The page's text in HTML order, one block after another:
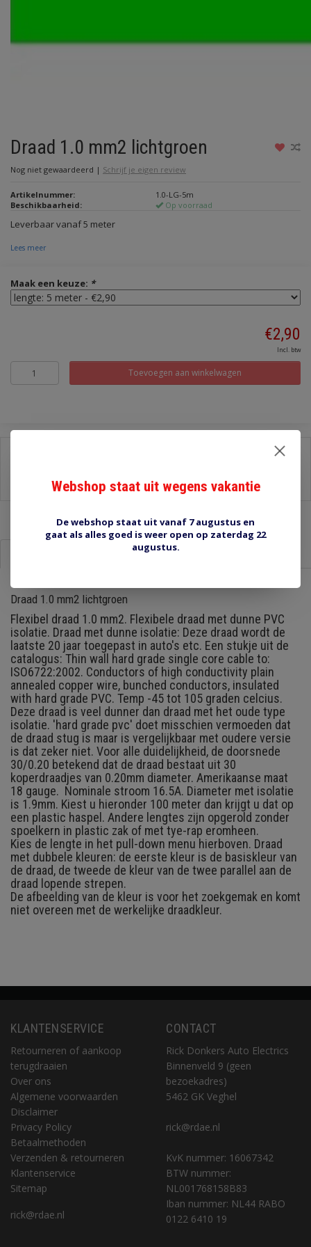
Draad 1.0 mm2 lichtgroen
Nog niet gewaardeerd | Schrijf je eigen review
Artikelnummer:
1.0-LG-5m
Beschikbaarheid:
Op voorraad
Leverbaar vanaf 5 meter
Lees meer
Maak een keuze: *
€2,90
Incl. btw
Toevoegen aan winkelwagen
Afdrukken
Reviews (0)
Draad 1.0 mm2 lichtgroen
Flexibel draad 1.0 mm2. Flexibele draad met dunne PVC
isolatie. Draad met dunne isolatie: Deze draad wordt de
laatste 20 jaar toegepast in auto's etc. Een stukje uit de
catalogus: Thin wall hard grade single core cable to:
ISO6722:2002. Conductors of high conductivity plain
annealed copper wire, bunched conductors, insulated
with hard grade PVC. Temp -45 tot 105 graden celcius.
Deze draad is veel dunner dan draad met het oude type
isolatie. 'hard grade pvc' doet misschien vermoeden dat
de draad stug is maar is vergelijkbaar met oudere versie
is dat zeker niet. Voor alle duidelijkheid, de doorsnede
30/0.20 betekend dat de draad bestaat uit 30
koperdraadjes van 0.20mm diameter. Amerikaanse maat
18 gauge. Nominale stroom 16.5A. Diameter met isolatie
is 1.9mm. Kiest u hieronder 100 meter dan krijgt u dat op
een plastic haspel. Andere lengtes zijn opgerold zonder
spoelkern in plastic zak of met tye-rap eromheen.
Kies de lengte in het pull-down menu hierboven. Draad
met dubbele kleuren: de eerste kleur is de basiskleur van
de draad, de tweede de kleur van de twee parallel aan de
draad lopende strepen.
De afbeelding van de kleur is voor het zoekgemak en komt
niet overeen met de werkelijke draadkleur.
KLANTENSERVICE
Retourneren of aankoop
terugdraaien
Over ons
Algemene voorwaarden
Disclaimer
Privacy Policy
Betaalmethoden
Verzenden & retourneren
Klantenservice
Sitemap
rick@rdae.nl
CONTACT
Rick Donkers Auto Electrics
Binnenveld 9 (geen
bezoekadres)
5462 GK Veghel
rick@rdae.nl
KvK nummer: 16067342
BTW nummer:
NL001768158B83
Iban nummer: NL44 RABO
0122 6410 19
Webshop staat uit wegens vakantie
De webshop staat uit vanaf 7 augustus en
gaat als alles goed is weer open op zaterdag 22
augustus.